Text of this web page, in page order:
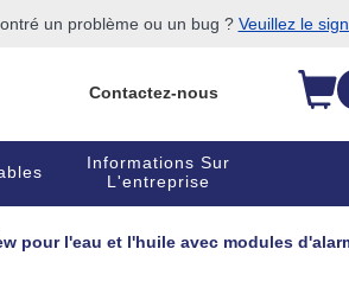
un problème ou un bug ? Veuillez le
Contactez-nous
Informations Sur
L'entreprise
pour l'eau et l'huile avec modules